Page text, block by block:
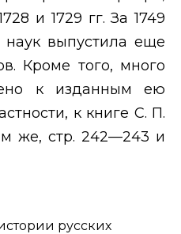
и 1729 гг. За 1749
выпустила еще
Кроме того, много
к изданным ею
к книге С. П.
же, стр. 242—243 и
русских